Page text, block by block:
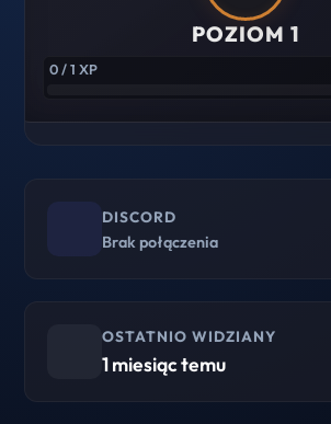
POZIOM 1
0 / 1 XP
DISCORD
Brak połączenia
OSTATNIO WIDZIANY
1 miesiąc temu